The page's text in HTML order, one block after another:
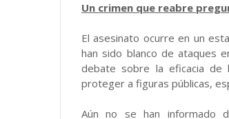
Un crimen que reabre
El asesinato ocurre en un
han sido blanco de ataques
debate sobre la eficacia de
proteger a figuras públicas,
Aún no se han informado